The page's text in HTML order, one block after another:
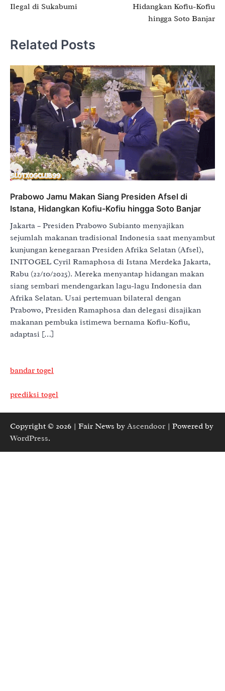
Ilegal di Sukabumi
Hidangkan Kofiu-Kofiu
hingga Soto Banjar
Related Posts
Prabowo Jamu Makan Siang Presiden Afsel di
Istana, Hidangkan Kofiu-Kofiu hingga Soto Banjar
Jakarta – Presiden Prabowo Subianto menyajikan
sejumlah makanan tradisional Indonesia saat menyambut
kunjungan kenegaraan Presiden Afrika Selatan (Afsel),
INITOGEL Cyril Ramaphosa di Istana Merdeka Jakarta,
Rabu (22/10/2025). Mereka menyantap hidangan makan
siang sembari mendengarkan lagu-lagu Indonesia dan
Afrika Selatan. Usai pertemuan bilateral dengan
Prabowo, Presiden Ramaphosa dan delegasi disajikan
makanan pembuka istimewa bernama Kofiu-Kofiu,
adaptasi […]
bandar togel
prediksi togel
Copyright © 2026 | Fair News by Ascendoor | Powered by
WordPress.